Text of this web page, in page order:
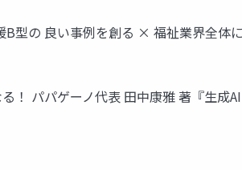
B型の 良い事例を創る × 福祉業界全体
！ パパゲーノ代表 田中康雅 著『生成